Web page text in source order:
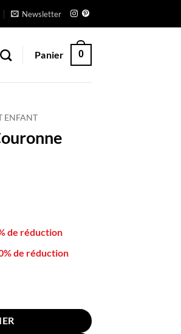
Newsletter
Panier 0
ENFANT
de réduction
de réduction